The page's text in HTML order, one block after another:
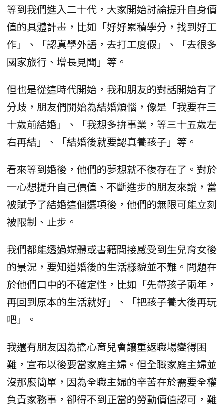
等到我們進入二十代，大家開始討論提升自身價
值的具體計畫，比如「好好累積學分，找到好工
作」、「認真學外語，去打工度假」、「去很多
國家旅行、增長見聞」等。
但也是從這時代開始，我和朋友的對話開始有了
分歧，朋友們開始為結婚煩惱，像是「我要在三
十歲前結婚」、「我想多拚事業，等三十五歲左
右再結」、「結婚後就要認真養孩子」等。
看來等到婚後，他們的夢想就不復存在了。對於
一心想提升自己價值、不斷進步的朋友來說，當
被賦予了結婚這個選項後，他們的無限可能立刻
被限制、止步。
我們都能透過媒體或書籍間接感受到生兒育女後
的景況，要知道婚後的生活樣貌並不難。問題在
於他們口中的不確定性，比如「先帶孩子兩年，
再回到原本的生活就好」、「把孩子養大後再玩
吧」。
我還有朋友因為擔心育兒會讓重返職場變得困
難，宣布以後要當家庭主婦。但全職家庭主婦並
沒那麼簡單，因為全職主婦的辛苦在於需要全權
負責家務事，卻得不到正當的勞動價值認可，難